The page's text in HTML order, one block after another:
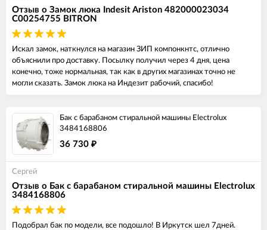
Отзыв о Замок люка Indesit Ariston 482000023034
C00254755 BITRON
Искал замок, наткнулся на магазин ЗИП компонкнтс, отлично
объяснили про доставку. Посылку получил через 4 дня, цена
конечно, тоже нормальная, так как в других магазинах точно не
могли сказать. Замок люка на Индезит рабочий, спасибо!
Бак с барабаном стиральной машины Electrolux
3484168806
36 730 ₽
Сергей
Отзыв о Бак с барабаном стиральной машины Electrolux
3484168806
Подобрал бак по модели, все подошло! В Иркутск шел 7дней.